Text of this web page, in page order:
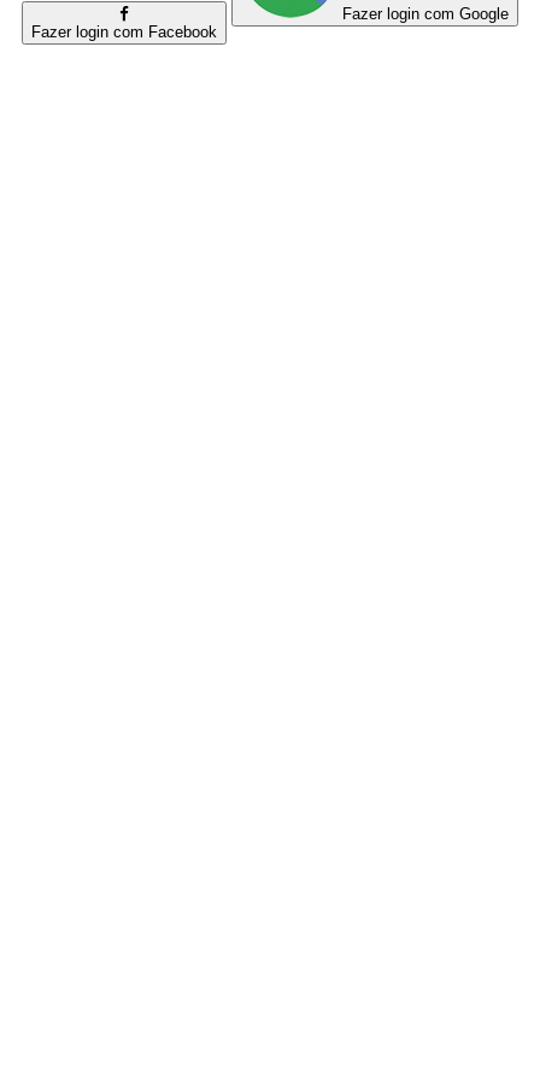
Fazer login com Facebook
Fazer login com Google